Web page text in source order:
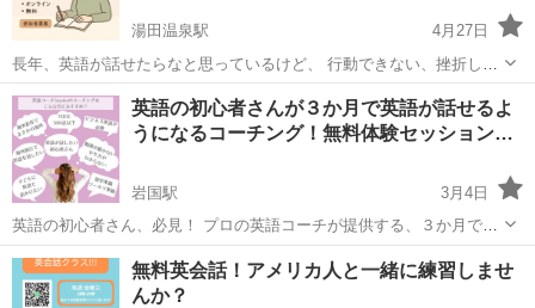
湯田温泉駅
4月27日
長年、英語が話せたらなと思っているけど、 行動できない、挫折し
た、 いろいろありますよね。 100日間、毎日サポートしてもらえたら
変わると思いませんか? 中学英語から丁寧に。 英会話までサポートし
ます。 まず...
山口 山口市 湯田温泉駅 英語/基礎英語 バイリンガル
英語の初心者さんが３か月で英語が話せるよ
うになるコーチング！無料体験セッション…
岩国駅
3月4日
英語の初心者さん、必見！ プロの英語コーチが提供する、３か月で必
要な英語力が身に付くコーチングの一部を大公開！ あなたの英語のお
悩みをご相談いただけます！ 【こんな方におすすめ！】 ★海外旅行に
行きたい ★...
山口 山口市 岩国駅 コーチング
無料英会話！アメリカ人と一緒に練習しませ
んか？